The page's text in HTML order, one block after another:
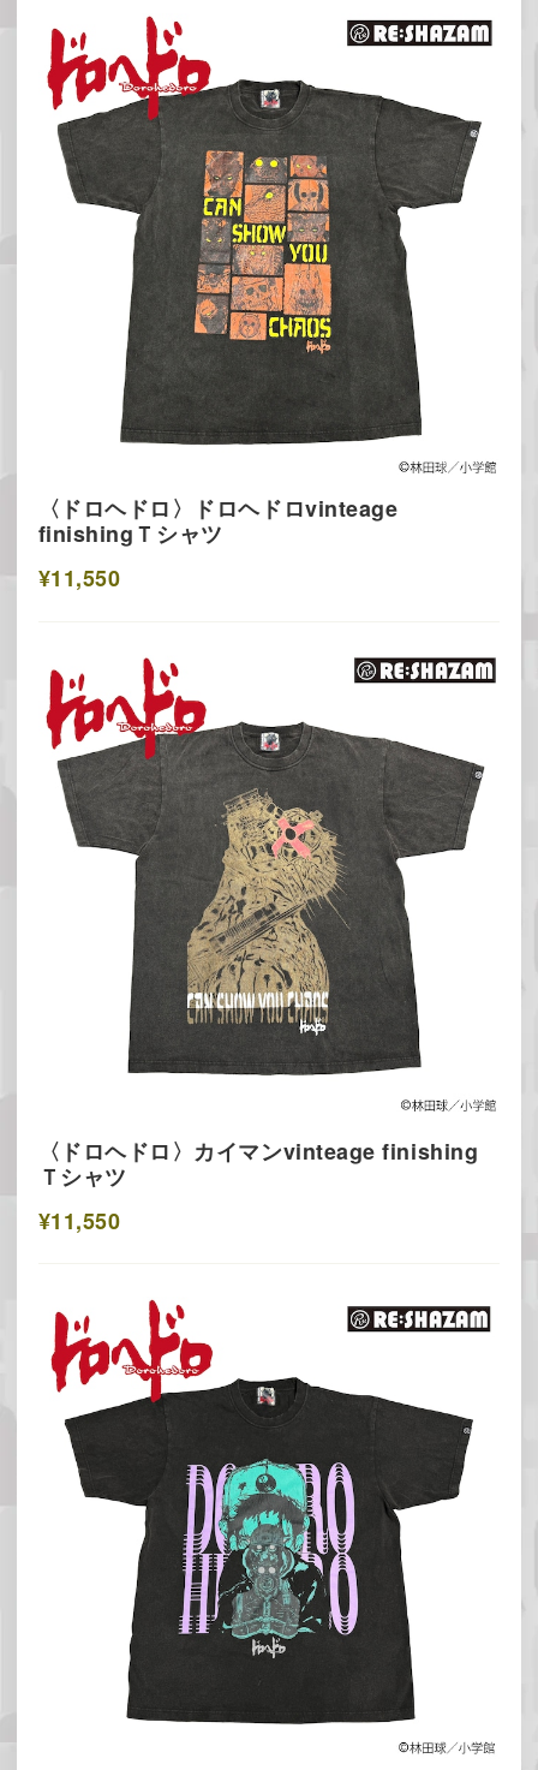
〈ドロヘドロ〉ドロヘドロvinteage
finishingＴシャツ
¥11,550
〈ドロヘドロ〉カイマンvinteage finishing
Ｔシャツ
¥11,550